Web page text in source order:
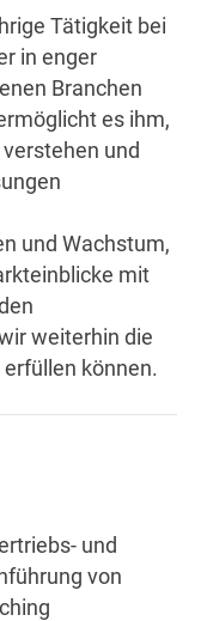
Tätigkeit bei
in enger
Branchen
es ihm,
und
und Wachstum,
mit
weiterhin die
können.
und
von